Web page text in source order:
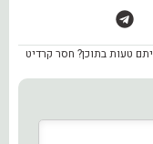
טעות בתוכן? חסר קרדיט